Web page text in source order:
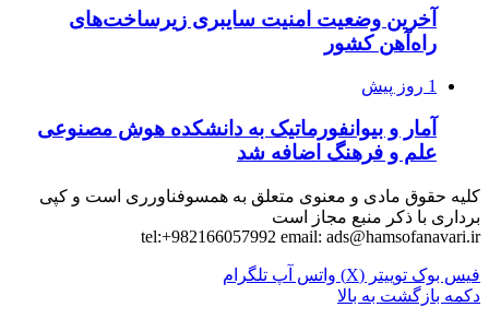
آخرین وضعیت امنیت سایبری زیرساخت‌های
راه‌آهن کشور
1 روز پیش
آمار و بیوانفورماتیک به دانشکده هوش مصنوعی
علم و فرهنگ اضافه شد
کلیه حقوق مادی و معنوی متعلق به همسوفناورری است و کپی
برداری با ذکر منبع مجاز است
tel:+982166057992 email: ads@hamsofanavari.ir
فیس بوک توییتر (X) واتس آپ تلگرام
دکمه بازگشت به بالا